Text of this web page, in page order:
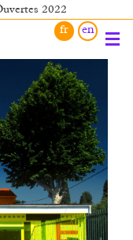
2022